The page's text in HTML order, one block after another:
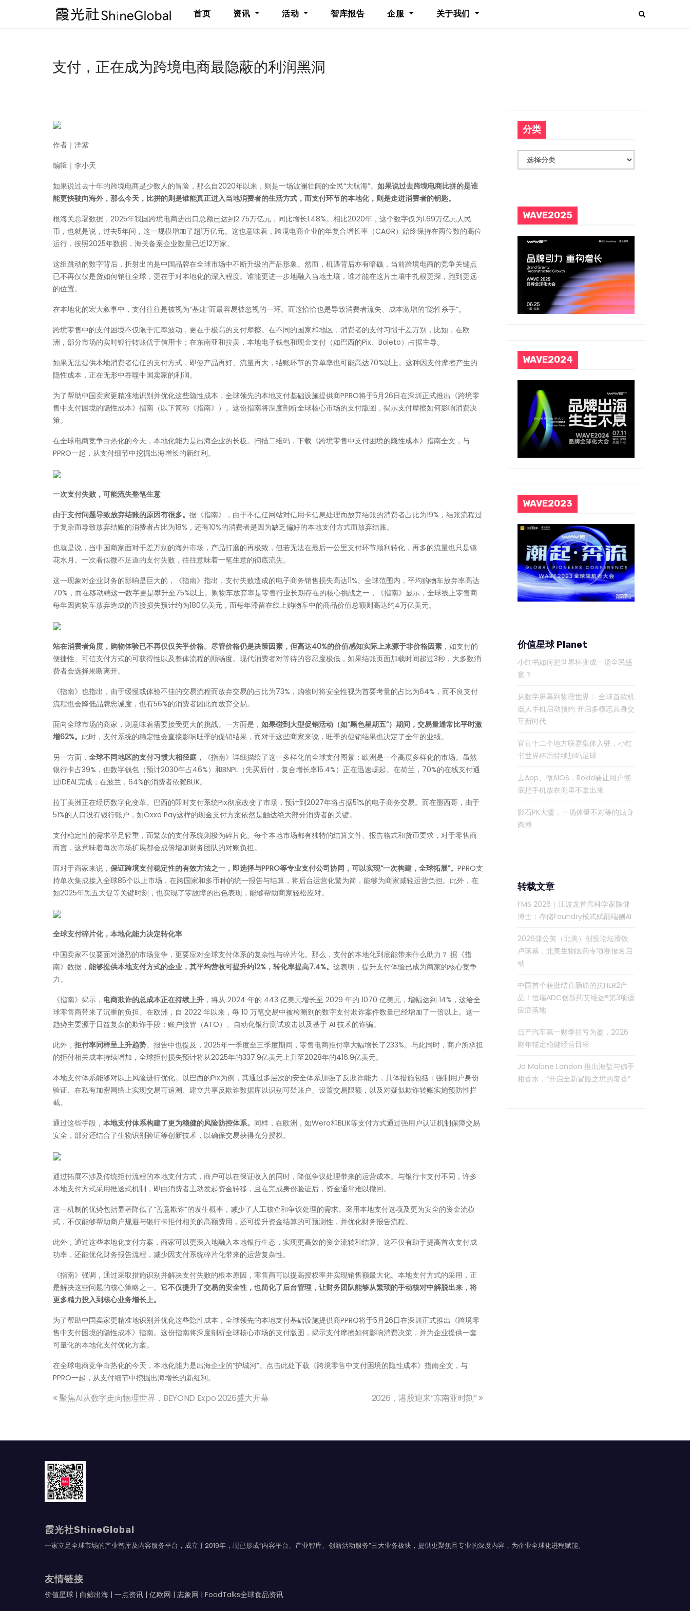
首页 资讯 活动 智库报告 企服 关于我们
支付，正在成为跨境电商最隐蔽的利润黑洞
作者｜洋紫
编辑｜李小天
如果说过去十年的跨境电商是少数人的冒险，那么自2020年以来，则是一场波澜壮阔的全民“大航海”。 如果说过去跨境电商比拼的是谁
能更快驶向海外，那么今天，比拼的则是谁能真正进入当地消费者的生活方式，而支付环节的本地化，则是走进消费者的钥匙。
根海关总署数据，2025年我国跨境电商进出口总额已达到2.75万亿元，同比增长1.48%。相比2020年，这个数字仅为1.69万亿元人民
币，也就是说，过去5年间，这一规模增加了超1万亿元。这也意味着，跨境电商企业的年复合增长率（CAGR）始终保持在两位数的高位
运行，按照2025年数据，海关备案企业数量已近12万家。
这组跳动的数字背后，折射出的是中国品牌在全球市场中不断升级的产品形象。然而，机遇背后亦有暗礁，当前跨境电商的竞争关键点
已不再仅仅是货如何销往全球，更在于对本地化的深入程度。谁能更进一步地融入当地土壤，谁才能在这片土壤中扎根更深，跑到更远
的位置。
在本地化的宏大叙事中，支付往往是被视为“基建”而最容易被忽视的一环。而这恰恰也是导致消费者流失、成本激增的“隐性杀手”。
跨境零售中的支付困境不仅限于汇率波动，更在于极高的支付摩擦。在不同的国家和地区，消费者的支付习惯千差万别，比如，在欧
洲，部分市场的实时银行转账优于信用卡；在东南亚和拉美，本地电子钱包和现金支付（如巴西的Pix、Boleto）占据主导。
如果无法提供本地消费者信任的支付方式，即使产品再好、流量再大，结账环节的弃单率也可能高达70%以上。这种因支付摩擦产生的
隐性成本，正在无形中吞噬中国卖家的利润。
为了帮助中国卖家更精准地识别并优化这些隐性成本，全球领先的本地支付基础设施提供商PPRO将于5月26日在深圳正式推出《跨境零
售中支付困境的隐性成本》指南（以下简称《指南》）。这份指南将深度剖析全球核心市场的支付版图，揭示支付摩擦如何影响消费决
策。
在全球电商竞争白热化的今天，本地化能力是出海企业的长板。扫描二维码，下载《跨境零售中支付困境的隐性成本》指南全文，与
PPRO一起，从支付细节中挖掘出海增长的新红利。
一次支付失败，可能流失整笔生意
由于支付问题导致放弃结账的原因有很多。 据《指南》，由于不信任网站对信用卡信息处理而放弃结账的消费者占比为19%，结账流程过
于复杂而导致放弃结账的消费者占比为18%，还有10%的消费者是因为缺乏偏好的本地支付方式而放弃结账。
也就是说，当中国商家面对千差万别的海外市场，产品打磨的再极致，但若无法在最后一公里支付环节顺利转化，再多的流量也只是镜
花水月。一次看似微不足道的支付失败，往往意味着一笔生意的彻底流失。
这一现象对企业财务的影响是巨大的，《指南》指出，支付失败造成的电子商务销售损失高达11%。全球范围内，平均购物车放弃率高达
70%，而在移动端这一数字更是攀升至75%以上。购物车放弃率是零售行业长期存在的核心挑战之一，《指南》显示，全球线上零售商
每年因购物车放弃造成的直接损失预计约为180亿美元，而每年滞留在线上购物车中的商品价值总额则高达约4万亿美元。
站在消费者角度，购物体验已不再仅仅关乎价格。尽管价格仍是决策因素，但高达40%的价值感知实际上来源于非价格因素 ，如支付的
便捷性、可信支付方式的可获得性以及整体流程的顺畅度。现代消费者对等待的容忍度极低，如果结账页面加载时间超过3秒，大多数消
费者会选择果断离开。
《指南》也指出，由于缓慢或体验不佳的交易流程而放弃交易的占比为73%，购物时将安全性视为首要考量的占比为64%，而不良支付
流程也会降低品牌忠诚度，也有56%的消费者因此而放弃交易。
面向全球市场的商家，则意味着需要接受更大的挑战。一方面是， 如果碰到大型促销活动（如“黑色星期五”）期间，交易量通常比平时激
增62%。 此时，支付系统的稳定性会直接影响旺季的促销结果，而对于这些商家来说，旺季的促销结果也决定了全年的业绩。
另一方面， 全球不同地区的支付习惯大相径庭，
《指南》详细描绘了这一多样化的全球支付图景：欧洲是一个高度多样化的市场。虽然
银行卡占39%，但数字钱包（预计2030年占46%）和BNPL（先买后付，复合增长率15.4%）正在迅速崛起。在荷兰，70%的在线支付通
过iDEAL完成；在波兰，64%的消费者依赖BLIK。
拉丁美洲正在经历数字化变革。巴西的即时支付系统Pix彻底改变了市场，预计到2027年将占据51%的电子商务交易。而在墨西哥，由于
51%的人口没有银行账户，如Oxxo Pay这样的现金支付方案依然是触达绝大部分消费者的关键。
支付稳定性的需求举足轻重，而繁杂的支付系统则极为碎片化。每个本地市场都有独特的结算文件、报告格式和货币要求，对于零售商
而言，这意味着每次市场扩展都会成倍增加财务团队的对账负担。
而对于商家来说， 保证跨境支付稳定性的有效方法之一，即选择与PPRO等专业支付公司协同，可以实现“一次构建，全球拓展”。 PPRO支
持单次集成接入全球85个以上市场，在跨国家和多币种的统一报告与结算，将后台运营化繁为简，能够为商家减轻运营负担。此外，在
如2025年黑五大促等关键时刻，也实现了零故障的出色表现，能够帮助商家轻松应对。
全球支付碎片化，本地化能力决定转化率
中国卖家不仅要面对激烈的市场竞争，更要应对全球支付体系的复杂性与碎片化。那么，支付的本地化到底能带来什么助力？ 据《指
南》数据， 能够提供本地支付方式的企业，其平均营收可提升约12%，转化率提高7.4%。 这表明，提升支付体验已成为商家的核心竞争
力。
《指南》揭示， 电商欺诈的总成本正在持续上升 ，将从 2024 年的 443 亿美元增长至 2029 年的 1070 亿美元，增幅达到 14%，这给全
球零售商带来了沉重的负担。在欧洲，自 2022 年以来，每 10 万笔交易中被检测到的数字支付欺诈案件数量已经增加了一倍以上。这一
趋势主要源于日益复杂的欺诈手段：账户接管（ATO）、自动化银行测试攻击以及基于 AI 技术的诈骗。
此外， 拒付率同样呈上升趋势。报告中也提及，2025年一季度至三季度期间，零售电商拒付率大幅增长了233%。与此同时，商户所承担
的拒付相关成本持续增加，全球拒付损失预计将从2025年的337.9亿美元上升至2028年的416.9亿美元。
本地支付体系能够对以上风险进行优化。以巴西的Pix为例，其通过多层次的安全体系加强了反欺诈能力，具体措施包括：强制用户身份
验证、在私有加密网络上实现交易可追溯、建立共享反欺诈数据库以识别可疑账户、设置交易限额，以及对疑似欺诈转账实施预防性拦
截。
通过这些手段， 本地支付体系构建了更为稳健的风险防控体系。 同样，在欧洲，如Wero和BLIK等支付方式通过强用户认证机制保障交易
安全，部分还结合了生物识别验证等创新技术，以确保交易获得充分授权。
通过拓展不涉及传统拒付流程的本地支付方式，商户可以在保证收入的同时，降低争议处理带来的运营成本。与银行卡支付不同，许多
本地支付方式采用推送式机制，即由消费者主动发起资金转移，且在完成身份验证后，资金通常难以撤回。
这一机制的优势包括显著降低了“善意欺诈”的发生概率，减少了人工核查和争议处理的需求。采用本地支付选项及更为安全的资金流模
式，不仅能够帮助商户规避与银行卡拒付相关的高额费用，还可提升资金结算的可预测性，并优化财务报告流程。
此外，通过这些本地化支付方案，商家可以更深入地融入本地银行生态，实现更高效的资金流转和结算。这不仅有助于提高首次支付成
功率，还能优化财务报告流程，减少因支付系统碎片化带来的运营复杂性。
《指南》强调，通过采取措施识别并解决支付失败的根本原因，零售商可以提高授权率并实现销售额最大化。本地支付方式的采用，正
是解决这些问题的核心策略之一。 它不仅提升了交易的安全性，也简化了后台管理，让财务团队能够从繁琐的手动核对中解脱出来，将
更多精力投入到核心业务增长上。
为了帮助中国卖家更精准地识别并优化这些隐性成本，全球领先的本地支付基础设施提供商PPRO将于5月26日在深圳正式推出《跨境零
售中支付困境的隐性成本》指南。这份指南将深度剖析全球核心市场的支付版图，揭示支付摩擦如何影响消费决策，并为企业提供一套
可量化的本地化支付优化方案。
在全球电商竞争白热化的今天，本地化能力是出海企业的“护城河”。点击此处下载《跨境零售中支付困境的隐性成本》指南全文，与
PPRO一起，从支付细节中挖掘出海增长的新红利。
文
航
2026，港股迎来“东南亚时刻”
聚焦AI从数字走向物理世界，BEYOND Expo 2026盛大开幕
分类
类
WAVE2025
WAVE2024
WAVE2023
价值星球 Planet
小红书如何把世界杯变成一场全民盛
宴？
从数字屏幕到物理世界： 全球首款机
器人手机启动预约 开启多模态具身交
互新时代
官宣十二个地方联赛集体入驻，小红
书世界杯后持续加码足球
去App、做AIOS，Rokid要让用户彻
底把手机放在兜里不拿出来
影石PK大疆，一场体量不对等的贴身
肉搏
转载文章
FMS 2026｜江波龙首席科学家陈健
博士：存储Foundry模式赋能端侧AI
2026蒲公英（北美）创投论坛滑铁
卢落幕，北美生物医药专项赛报名启
动
中国首个获批结直肠癌的抗HER2产
品！恒瑞ADC创新药艾维达®第3项适
应症落地
日产汽车第一财季扭亏为盈，2026
财年锚定稳健经营目标
Jo Malone London 推出海盐与佛手
柑香水，“开启全新冒险之境的奢香”
霞光社ShineGlobal
一家立足全球市场的产业智库及内容服务平台，成立于2019年，现已形成“内容平台、产业智库、创新活动服务”三大业务板块，提供更聚焦且专业的深度内容，为企业全球化进程赋能。
友情链接
价值星球 | 白鲸出海 | 一点资讯 | 亿欧网 | 志象网 | FoodTalks全球食品资讯